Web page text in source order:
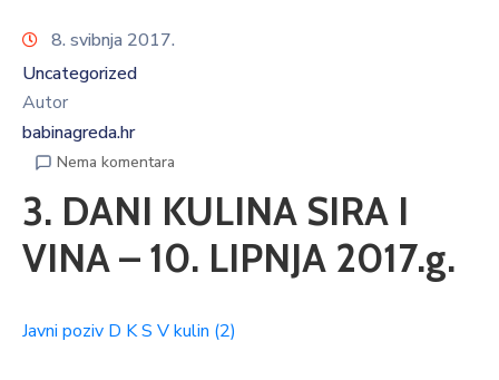
8. svibnja 2017.
Uncategorized
Autor
babinagreda.hr
Nema komentara
3. DANI KULINA SIRA I
VINA – 10. LIPNJA 2017.g.
Javni poziv D K S V kulin (2)